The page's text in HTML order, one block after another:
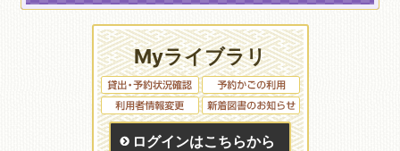
Myライブラリ
ログインはこちらから